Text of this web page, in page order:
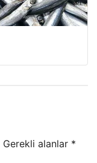
Gerekli alanlar *